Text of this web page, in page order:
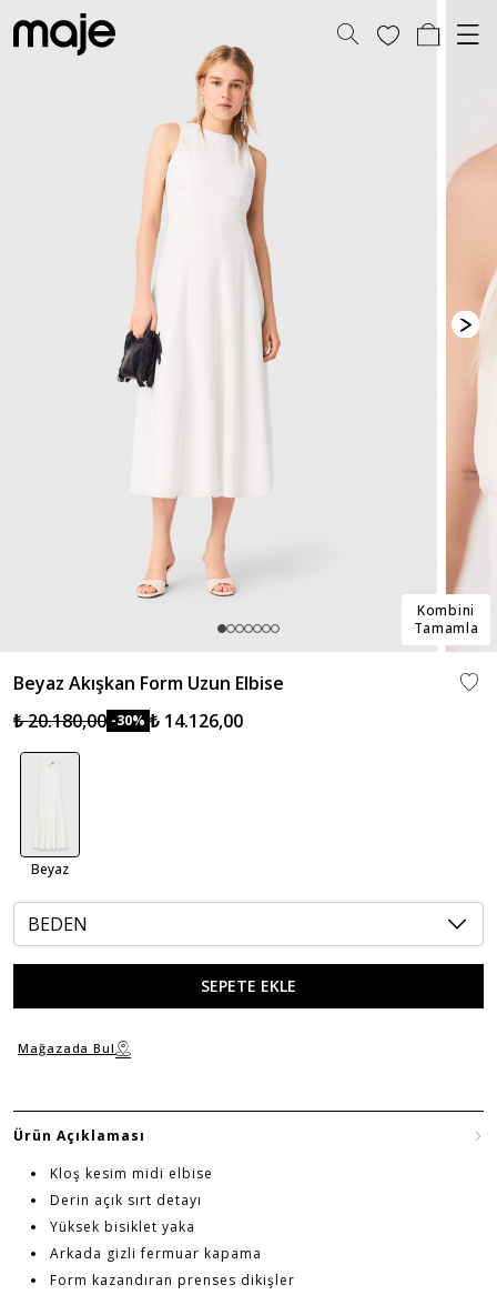
Kombini
Tamamla
Beyaz Akışkan Form Uzun Elbise
₺ 20.180,00 -30% ₺ 14.126,00
Beyaz
BEDEN
SEPETE EKLE
Mağazada Bul
Ürün Açıklaması
Kloş kesim midi elbise
Derin açık sırt detayı
Yüksek bisiklet yaka
Arkada gizli fermuar kapama
Form kazandıran prenses dikişler